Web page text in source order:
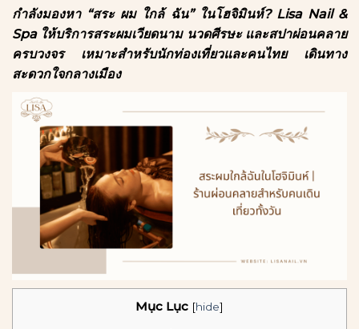
กำลังมองหา “สระ ผม ใกล้ ฉัน” ในโฮจิมินห์? Lisa Nail &
Spa ให้บริการสระผมเวียดนาม นวดศีรษะ และสปาผ่อนคลาย
ครบวงจร เหมาะสำหรับนักท่องเที่ยวและคนไทย เดินทาง
สะดวกใจกลางเมือง
Mục Lục [hide]